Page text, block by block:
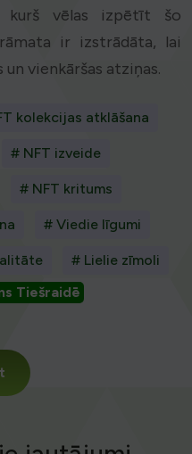
kurš vēlas izpētīt šo
ir izstrādāta, lai
vienkāršas atziņas.
kolekcijas atklāšana
# NFT izveide
# NFT kritums
# Viedie līgumi
# Lielie zīmoli
Tiešraidē